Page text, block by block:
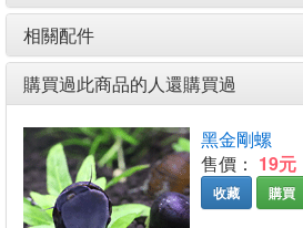
相關配件
購買過此商品的人還購買過
黑金剛螺
售價： 19元
收藏 購買